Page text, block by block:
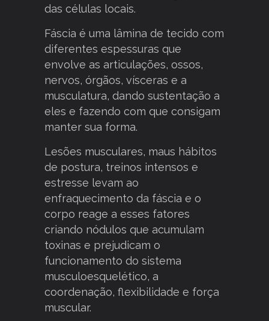
das células locais.
Fáscia é uma lâmina de tecido com
diferentes espessuras que
envolve as articulações, ossos,
nervos, órgãos, vísceras e a
musculatura, dando sustentação a
eles e fazendo com que consigam
manter sua forma.
Lesões musculares, maus hábitos
de postura, treinos intensos e
estresse levam ao
enfraquecimento da fáscia e o
corpo reage a esses fatores
criando nódulos que acumulam
toxinas e prejudicam o
funcionamento do sistema
musculoesquelético, a
coordenação, flexibilidade e força
muscular.